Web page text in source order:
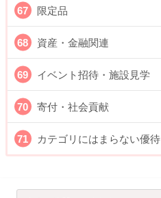
限定品
資産・金融関連
イベント招待・施設見学
寄付・社会貢献
カテゴリにはまらない優待